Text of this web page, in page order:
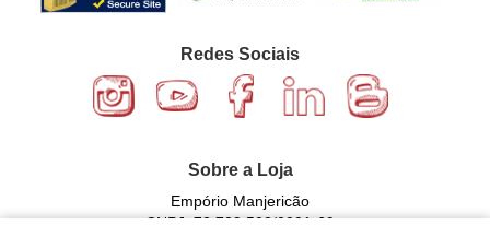
Redes Sociais
Sobre a Loja
Empório Manjericão